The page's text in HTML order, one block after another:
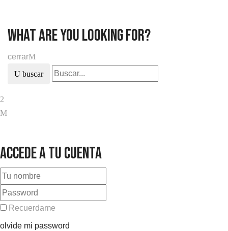
what are you looking for?
cerrar
buscar
Accede a tu cuenta
Recuerdame
olvide mi password